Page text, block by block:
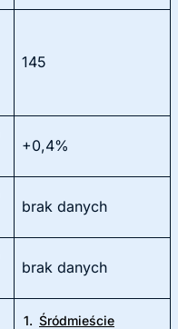
145
+0,4%
brak danych
brak danych
1. Śródmieście